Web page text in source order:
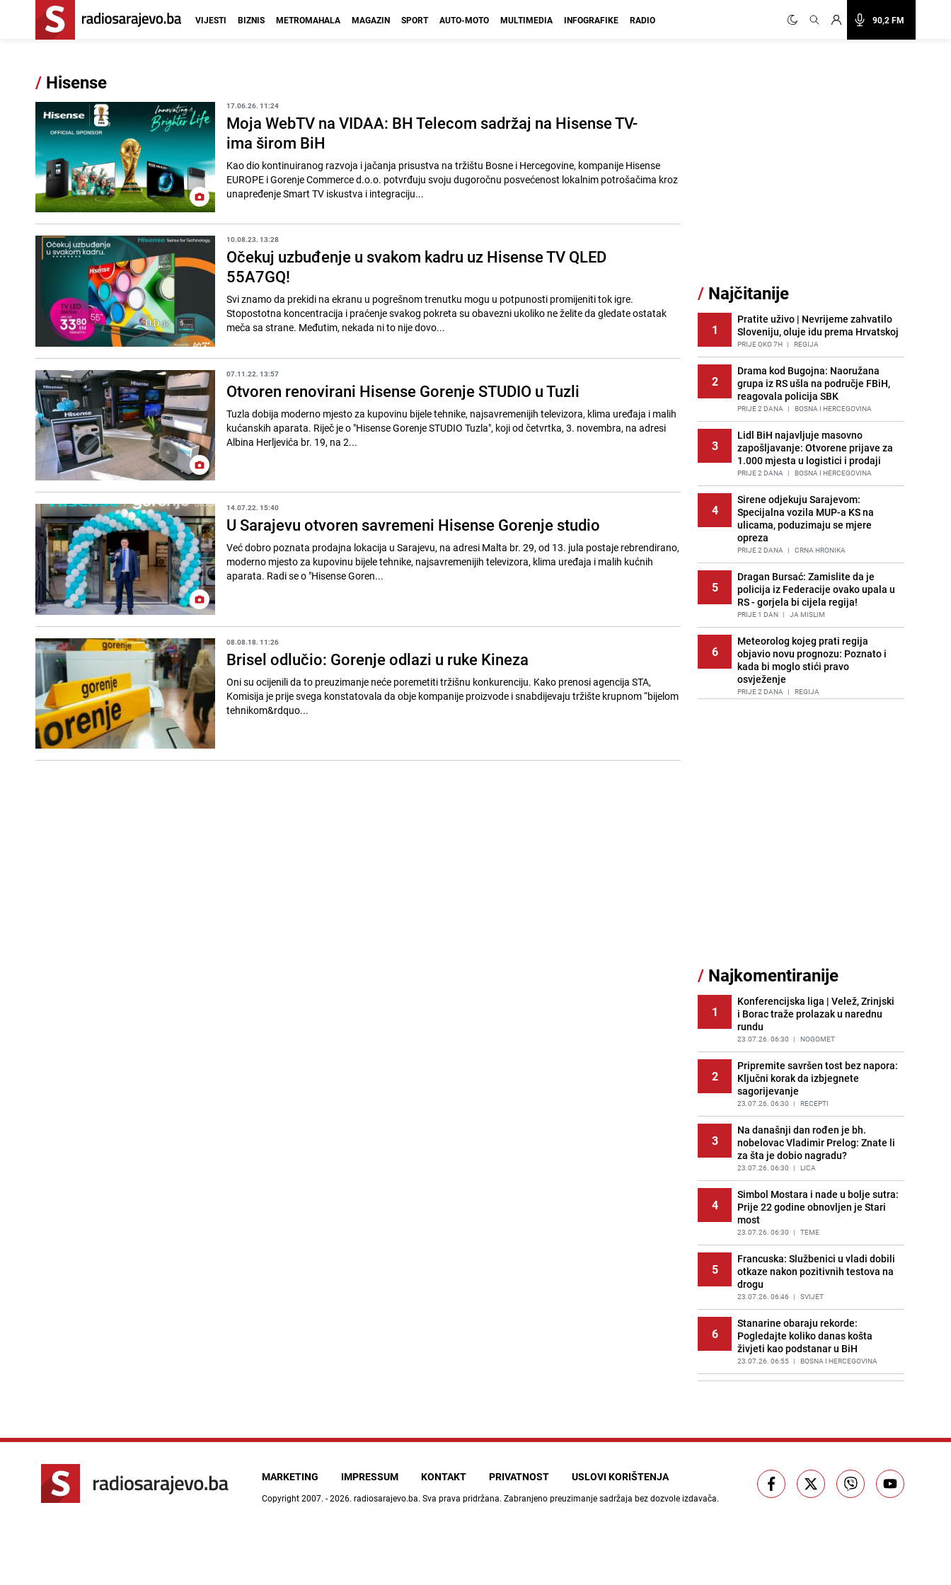
90,2 FM
VIJESTI BIZNIS METROMAHALA MAGAZIN SPORT AUTO-MOTO MULTIMEDIA INFOGRAFIKE RADIO
/ Hisense
17.06.26. 11:24
Moja WebTV na VIDAA: BH Telecom sadržaj na Hisense TV-
ima širom BiH
Kao dio kontinuiranog razvoja i jačanja prisustva na tržištu Bosne i Hercegovine, kompanije Hisense
EUROPE i Gorenje Commerce d.o.o. potvrđuju svoju dugoročnu posvećenost lokalnim potrošačima kroz
unapređenje Smart TV iskustva i integraciju...
10.08.23. 13:28
Očekuj uzbuđenje u svakom kadru uz Hisense TV QLED
55A7GQ!
Svi znamo da prekidi na ekranu u pogrešnom trenutku mogu u potpunosti promijeniti tok igre.
Stopostotna koncentracija i praćenje svakog pokreta su obavezni ukoliko ne želite da gledate ostatak
meča sa strane. Međutim, nekada ni to nije dovo...
07.11.22. 13:57
Otvoren renovirani Hisense Gorenje STUDIO u Tuzli
Tuzla dobija moderno mjesto za kupovinu bijele tehnike, najsavremenijih televizora, klima uređaja i malih
kućanskih aparata. Riječ je o "Hisense Gorenje STUDIO Tuzla", koji od četvrtka, 3. novembra, na adresi
Albina Herljevića br. 19, na 2...
14.07.22. 15:40
U Sarajevu otvoren savremeni Hisense Gorenje studio
Već dobro poznata prodajna lokacija u Sarajevu, na adresi Malta br. 29, od 13. jula postaje rebrendirano,
moderno mjesto za kupovinu bijele tehnike, najsavremenijih televizora, klima uređaja i malih kućnih
aparata. Radi se o "Hisense Goren...
08.08.18. 11:26
Brisel odlučio: Gorenje odlazi u ruke Kineza
Oni su ocijenili da to preuzimanje neće poremetiti tržišnu konkurenciju. Kako prenosi agencija STA,
Komisija je prije svega konstatovala da obje kompanije proizvode i snabdijevaju tržište krupnom “bijelom
tehnikom&rdquo...
/ Najčitanije
1
Pratite uživo | Nevrijeme zahvatilo
Sloveniju, oluje idu prema Hrvatskoj
PRIJE OKO 7H | REGIJA
2
Drama kod Bugojna: Naoružana
grupa iz RS ušla na područje FBiH,
reagovala policija SBK
PRIJE 2 DANA | BOSNA I HERCEGOVINA
3
Lidl BiH najavljuje masovno
zapošljavanje: Otvorene prijave za
1.000 mjesta u logistici i prodaji
PRIJE 2 DANA | BOSNA I HERCEGOVINA
4
Sirene odjekuju Sarajevom:
Specijalna vozila MUP-a KS na
ulicama, poduzimaju se mjere
opreza
PRIJE 2 DANA | CRNA HRONIKA
5
Dragan Bursać: Zamislite da je
policija iz Federacije ovako upala u
RS - gorjela bi cijela regija!
PRIJE 1 DAN | JA MISLIM
6
Meteorolog kojeg prati regija
objavio novu prognozu: Poznato i
kada bi moglo stići pravo
osvježenje
PRIJE 2 DANA | REGIJA
11
KS opkolili zgradu
LOKALNE TEME
12
Šta se dešava u sarajevskom
naselju Vraca? Policija zaprimila
dojavu, izašli na teren
PRIJE 2 DANA | CRNA HRONIKA
13
Pijana sjela za volan: Osiguranje
odbilo isplatu štete na vozilu koje je
slupala Anja Ljubojević
PRIJE 1 DAN | BOSNA I HERCEGOVINA
14
Meteorolozi za danas podigli
upozorenja za 3 regije: Objavljena
prognoza do petka - stiže kiša?
PRIJE 2 DANA | BOSNA I HERCEGOVINA
15
Uklonite kamenac sa slavina u
kupatilu: Dovoljna je ova smjesa
PRIJE 2 DANA | ŽIVOT I STIL
/ Najkomentiranije
1
Konferencijska liga | Velež, Zrinjski
i Borac traže prolazak u narednu
rundu
23.07.26. 06:30 | NOGOMET
2
Pripremite savršen tost bez napora:
Ključni korak da izbjegnete
sagorijevanje
23.07.26. 06:30 | RECEPTI
3
Na današnji dan rođen je bh.
nobelovac Vladimir Prelog: Znate li
za šta je dobio nagradu?
23.07.26. 06:30 | LICA
4
Simbol Mostara i nade u bolje sutra:
Prije 22 godine obnovljen je Stari
most
23.07.26. 06:30 | TEME
5
Francuska: Službenici u vladi dobili
otkaze nakon pozitivnih testova na
drogu
23.07.26. 06:46 | SVIJET
6
Stanarine obaraju rekorde:
Pogledajte koliko danas košta
živjeti kao podstanar u BiH
23.07.26. 06:55 | BOSNA I HERCEGOVINA
Sloveniji
23.07.26. 07:11 REGIJA
MARKETING IMPRESSUM KONTAKT PRIVATNOST USLOVI KORIŠTENJA
Copyright 2007. - 2026. radiosarajevo.ba. Sva prava pridržana. Zabranjeno preuzimanje sadržaja bez dozvole izdavača.